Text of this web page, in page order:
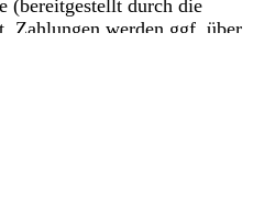
(bereitgestellt durch die
Zahlungen werden ggf. über